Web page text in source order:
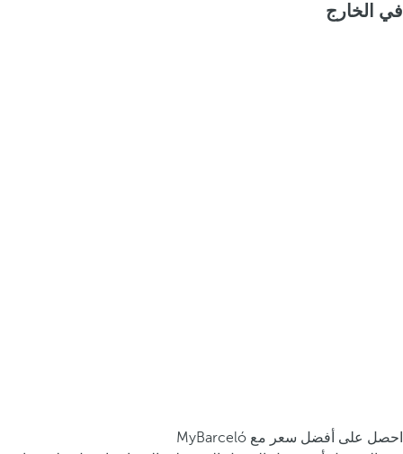
في الخارج
احصل على أفضل سعر مع MyBarceló